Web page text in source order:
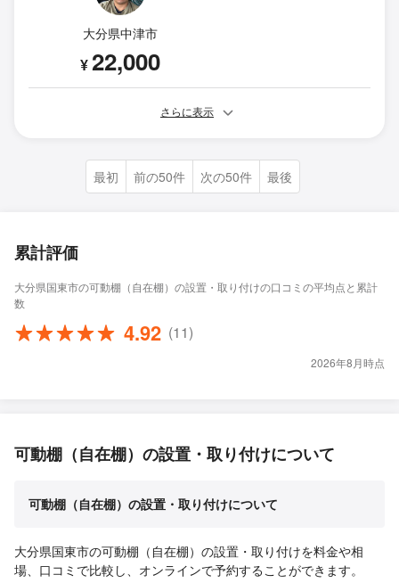
大分県中津市
¥22,000
さらに表示
最初 前の50件 次の50件 最後
累計評価
大分県国東市の可動棚（自在棚）の設置・取り付けの口コミの平均点と累計
数
4.92 (11)
2026年8月時点
可動棚（自在棚）の設置・取り付けについて
可動棚（自在棚）の設置・取り付けについて
大分県国東市の可動棚（自在棚）の設置・取り付けを料金や相
場、口コミで比較し、オンラインで予約することができます。